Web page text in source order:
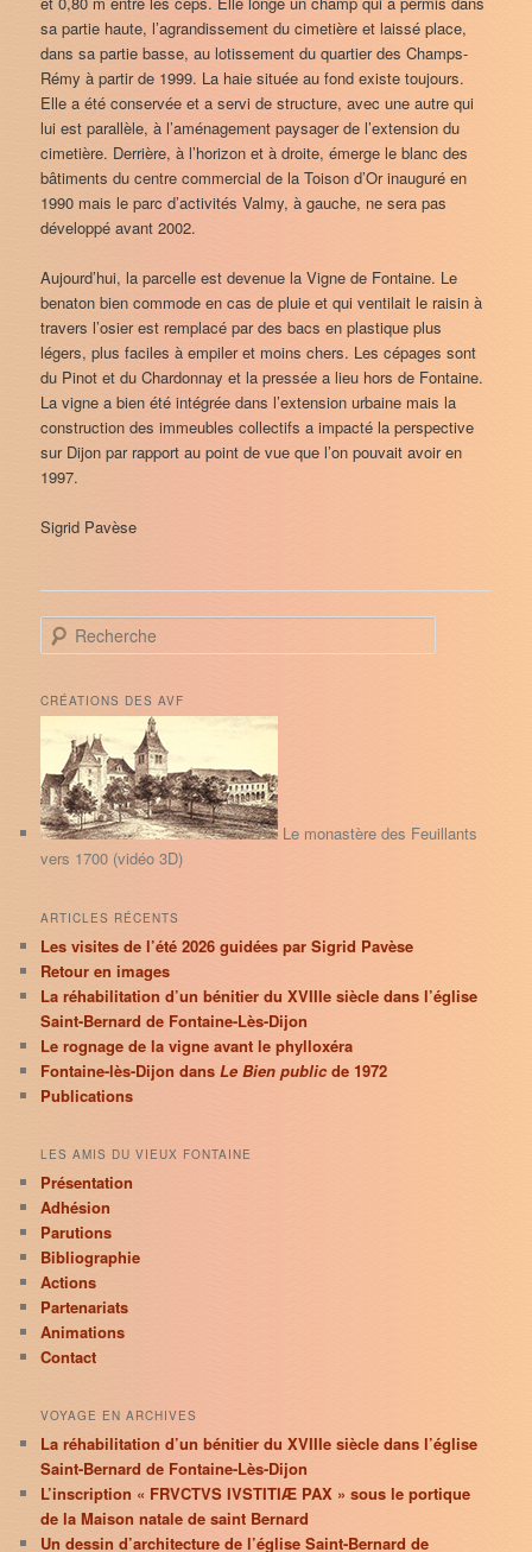
sa partie haute, l’agrandissement du cimetière et laissé place,
dans sa partie basse, au lotissement du quartier des Champs-
Rémy à partir de 1999. La haie située au fond existe toujours.
Elle a été conservée et a servi de structure, avec une autre qui
lui est parallèle, à l’aménagement paysager de l’extension du
cimetière. Derrière, à l’horizon et à droite, émerge le blanc des
bâtiments du centre commercial de la Toison d’Or inauguré en
1990 mais le parc d’activités Valmy, à gauche, ne sera pas
développé avant 2002.
Aujourd’hui, la parcelle est devenue la Vigne de Fontaine. Le
benaton bien commode en cas de pluie et qui ventilait le raisin à
travers l’osier est remplacé par des bacs en plastique plus
légers, plus faciles à empiler et moins chers. Les cépages sont
du Pinot et du Chardonnay et la pressée a lieu hors de Fontaine.
La vigne a bien été intégrée dans l’extension urbaine mais la
construction des immeubles collectifs a impacté la perspective
sur Dijon par rapport au point de vue que l’on pouvait avoir en
1997.
Sigrid Pavèse
e
h
e
r
h
e
CRÉATIONS DES AVF
Le monastère des Feuillants
vers 1700 (vidéo 3D)
ARTICLES RÉCENTS
Les visites de l’été 2026 guidées par Sigrid Pavèse
Retour en images
La réhabilitation d’un bénitier du XVIIIe siècle dans l’église
Saint-Bernard de Fontaine-Lès-Dijon
Le rognage de la vigne avant le phylloxéra
Fontaine-lès-Dijon dansLe Bien publicde 1972
Publications
LES AMIS DU VIEUX FONTAINE
Présentation
Adhésion
Parutions
Bibliographie
Actions
Partenariats
Animations
Contact
VOYAGE EN ARCHIVES
La réhabilitation d’un bénitier du XVIIIe siècle dans l’église
Saint-Bernard de Fontaine-Lès-Dijon
L’inscription « FRVCTVS IVSTITIÆ PAX » sous le portique
de la Maison natale de saint Bernard
Un dessin d’architecture de l’église Saint-Bernard de